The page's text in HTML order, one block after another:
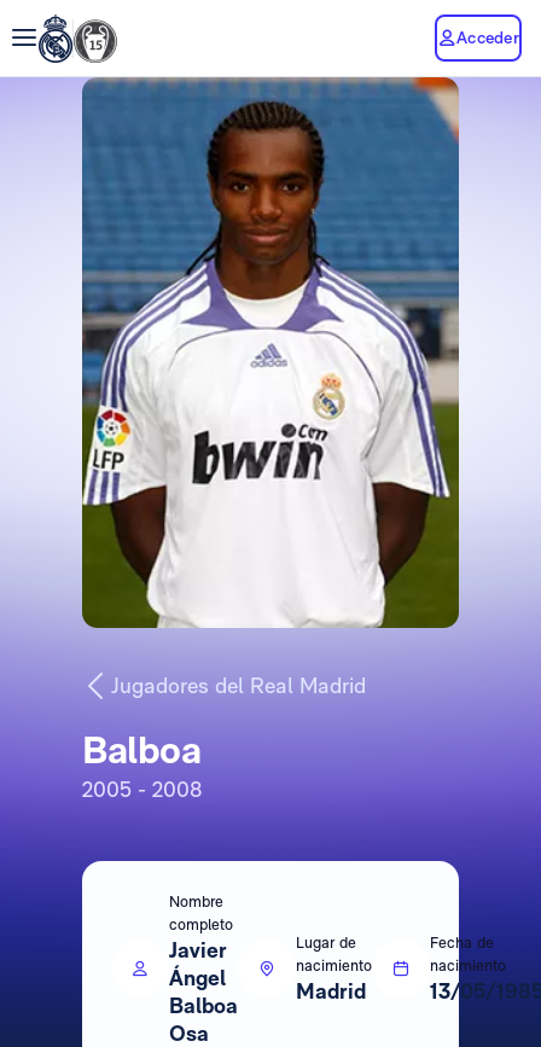
Acceder
Jugadores del Real Madrid
Balboa
2005 - 2008
Nombre
completo
Javier
Ángel
Balboa
Osa
Lugar de
nacimiento
Madrid
Fecha de
nacimiento
13/05/